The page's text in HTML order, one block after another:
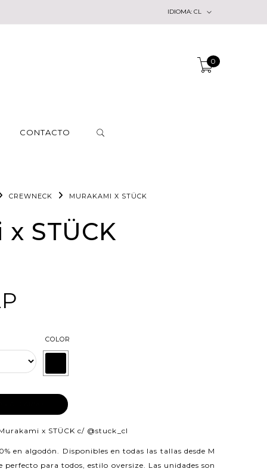
IDIOMA: CL
0
CONTACTO
CREWNECK MURAKAMI X STÜCK
STÜCK
COLOR
x STÜCK c/ @stuck_cl
en algodón. Disponibles en todas las tallas desde M
para todos, estilo oversize. Las unidades son